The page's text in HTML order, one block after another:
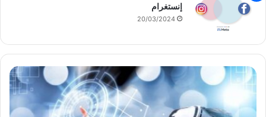
إنستغرام
20/03/2024